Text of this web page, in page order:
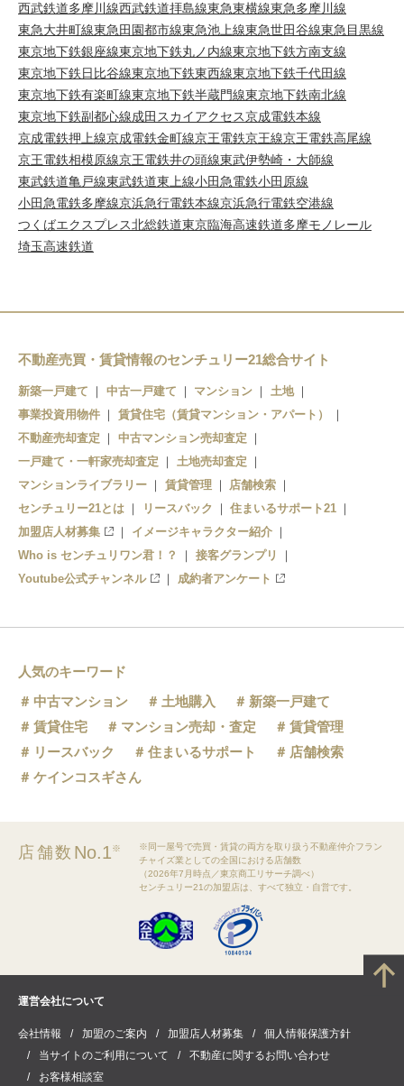
西武鉄道多摩川線西武鉄道拝島線東急東横線東急多摩川線
東急大井町線東急田園都市線東急池上線東急世田谷線東急目黒線
東京地下鉄銀座線東京地下鉄丸ノ内線東京地下鉄方南支線
東京地下鉄日比谷線東京地下鉄東西線東京地下鉄千代田線
東京地下鉄有楽町線東京地下鉄半蔵門線東京地下鉄南北線
東京地下鉄副都心線成田スカイアクセス京成電鉄本線
京成電鉄押上線京成電鉄金町線京王電鉄京王線京王電鉄高尾線
京王電鉄相模原線京王電鉄井の頭線東武伊勢崎・大師線
東武鉄道亀戸線東武鉄道東上線小田急電鉄小田原線
小田急電鉄多摩線京浜急行電鉄本線京浜急行電鉄空港線
つくばエクスプレス北総鉄道東京臨海高速鉄道多摩モノレール
埼玉高速鉄道
不動産売買・賃貸情報のセンチュリー21総合サイト
新築一戸建て 中古一戸建て マンション
土地
事業投資用物件
賃貸住宅（賃貸マンション・アパート）
不動産売却査定
中古マンション売却査定
一戸建て・一軒家売却査定
土地売却査定
マンションライブラリー
賃貸管理
店舗検索
センチュリー21とは
リースバック
住まいるサポート21
加盟店人材募集
イメージキャラクター紹介
Who is センチュリワン君！？
接客グランプリ
Youtube公式チャンネル
成約者アンケート
人気のキーワード
中古マンション
土地購入
新築一戸建て
賃貸住宅
マンション売却・査定
賃貸管理
リースバック
住まいるサポート
店舗検索
ケインコスギさん
店舗数 No.1※
※同一屋号で売買・賃貸の両方を取り扱う不動産仲介フラン
チャイズ業としての全国における店舗数
（2026年7月時点／東京商工リサーチ調べ）
センチュリー21の加盟店は、すべて独立・自営です。
運営会社について
会社情報 加盟のご案内 加盟店人材募集
個人情報保護方針
当サイトのご利用について
不動産に関するお問い合わせ
お客様相談室